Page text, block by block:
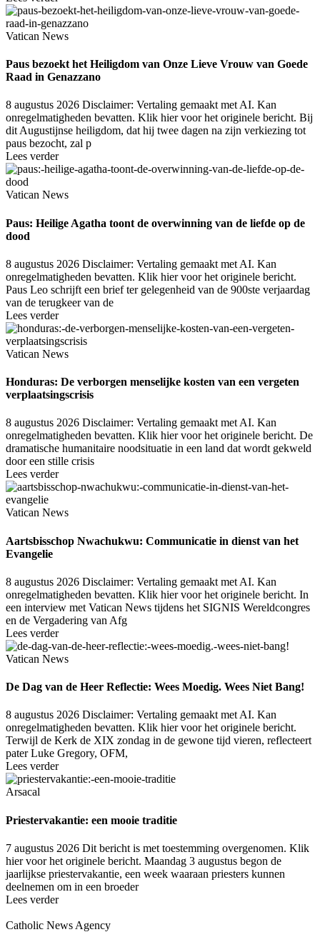
Vatican News
Paus bezoekt het Heiligdom van Onze Lieve Vrouw van Goede
Raad in Genazzano
8 augustus 2026 Disclaimer: Vertaling gemaakt met AI. Kan
onregelmatigheden bevatten. Klik hier voor het originele bericht. Bij
dit Augustijnse heiligdom, dat hij twee dagen na zijn verkiezing tot
paus bezocht, zal p
Lees verder
Vatican News
Paus: Heilige Agatha toont de overwinning van de liefde op de
dood
8 augustus 2026 Disclaimer: Vertaling gemaakt met AI. Kan
onregelmatigheden bevatten. Klik hier voor het originele bericht.
Paus Leo schrijft een brief ter gelegenheid van de 900ste verjaardag
van de terugkeer van de
Lees verder
Vatican News
Honduras: De verborgen menselijke kosten van een vergeten
verplaatsingscrisis
8 augustus 2026 Disclaimer: Vertaling gemaakt met AI. Kan
onregelmatigheden bevatten. Klik hier voor het originele bericht. De
dramatische humanitaire noodsituatie in een land dat wordt gekweld
door een stille crisis
Lees verder
Vatican News
Aartsbisschop Nwachukwu: Communicatie in dienst van het
Evangelie
8 augustus 2026 Disclaimer: Vertaling gemaakt met AI. Kan
onregelmatigheden bevatten. Klik hier voor het originele bericht. In
een interview met Vatican News tijdens het SIGNIS Wereldcongres
en de Vergadering van Afg
Lees verder
Vatican News
De Dag van de Heer Reflectie: Wees Moedig. Wees Niet Bang!
8 augustus 2026 Disclaimer: Vertaling gemaakt met AI. Kan
onregelmatigheden bevatten. Klik hier voor het originele bericht.
Terwijl de Kerk de XIX zondag in de gewone tijd vieren, reflecteert
pater Luke Gregory, OFM,
Lees verder
Arsacal
Priestervakantie: een mooie traditie
7 augustus 2026 Dit bericht is met toestemming overgenomen. Klik
hier voor het originele bericht. Maandag 3 augustus begon de
jaarlijkse priestervakantie, een week waaraan priesters kunnen
deelnemen om in een broeder
Lees verder
Catholic News Agency